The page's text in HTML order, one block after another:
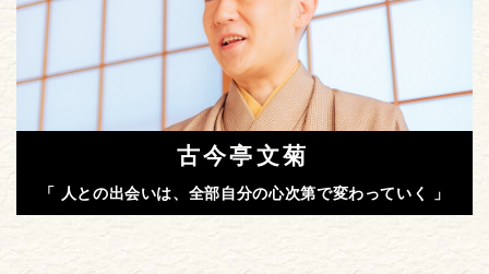
古今亭文菊
「 人との出会いは、全部自分の心次第で変わっていく 」